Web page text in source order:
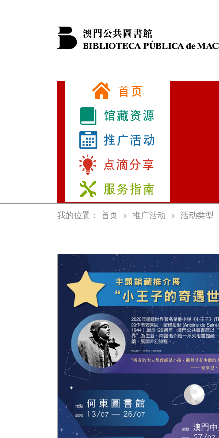
我的位置： 首页 > 推广活动 > 活动类型